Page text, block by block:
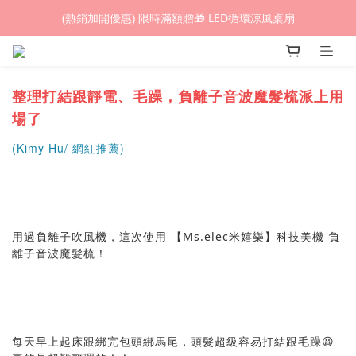
(熱銷加開優惠) 限時滿額贈🎁 LED循環涼風桌扇
(熱銷加開優惠) 限時滿額贈🎁 LED循環涼風桌扇
城鎮韌性(防空)演習期間，網頁載入速度可能延遲。
(熱銷加開優惠) 限時滿額贈🎁 LED循環涼風桌扇
整理打結跟靜電、毛躁，負離子音波魔髮梳派上用
場了
(Kimy Hu/ 網紅推薦)
用過負離子吹風機，這次使用 【Ms.elec米嬉樂】科技美機 負
離子音波魔髮梳！
每天早上起床跟綁完包頭綁馬尾，頭髮超級容易打結跟毛躁😫